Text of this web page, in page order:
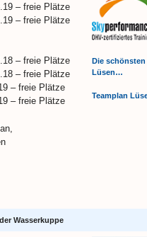
– freie Plätze
– freie Plätze
– freie Plätze
– freie Plätze
– freie Plätze
– freie Plätze
Die
Lüsen…
Teamplan
Wasserkuppe